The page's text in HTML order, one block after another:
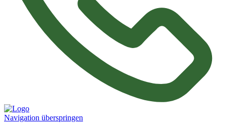
Navigation überspringen